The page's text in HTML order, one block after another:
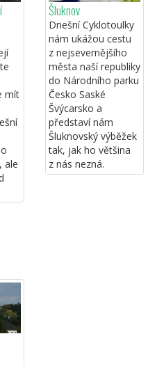
mít
ale
Šluknov
Dnešní Cyklotoulky
nám ukážou cestu
z nejsevernějšího
města naší republiky
do Národního parku
Česko Saské
Švýcarsko a
představí nám
Šluknovský výběžek
tak, jak ho většina
z nás nezná.